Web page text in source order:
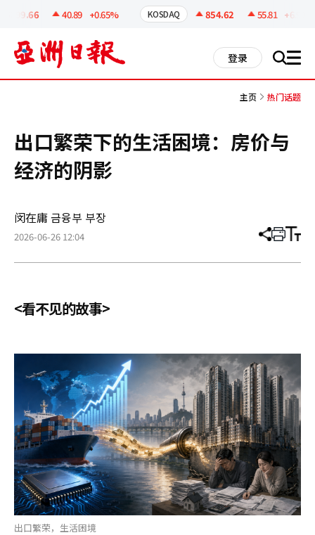
40.89 +0.65% KOSDAQ 854.62 55.81 +6.99%
登录 搜 all
主页 热门话题
出口繁荣下的生活困境：房价与
经济的阴影
闵在庸 금융부 부장
2026-06-26 12:04 分
章
打 调
小
<看不见的故事>
出口繁荣，生活困境